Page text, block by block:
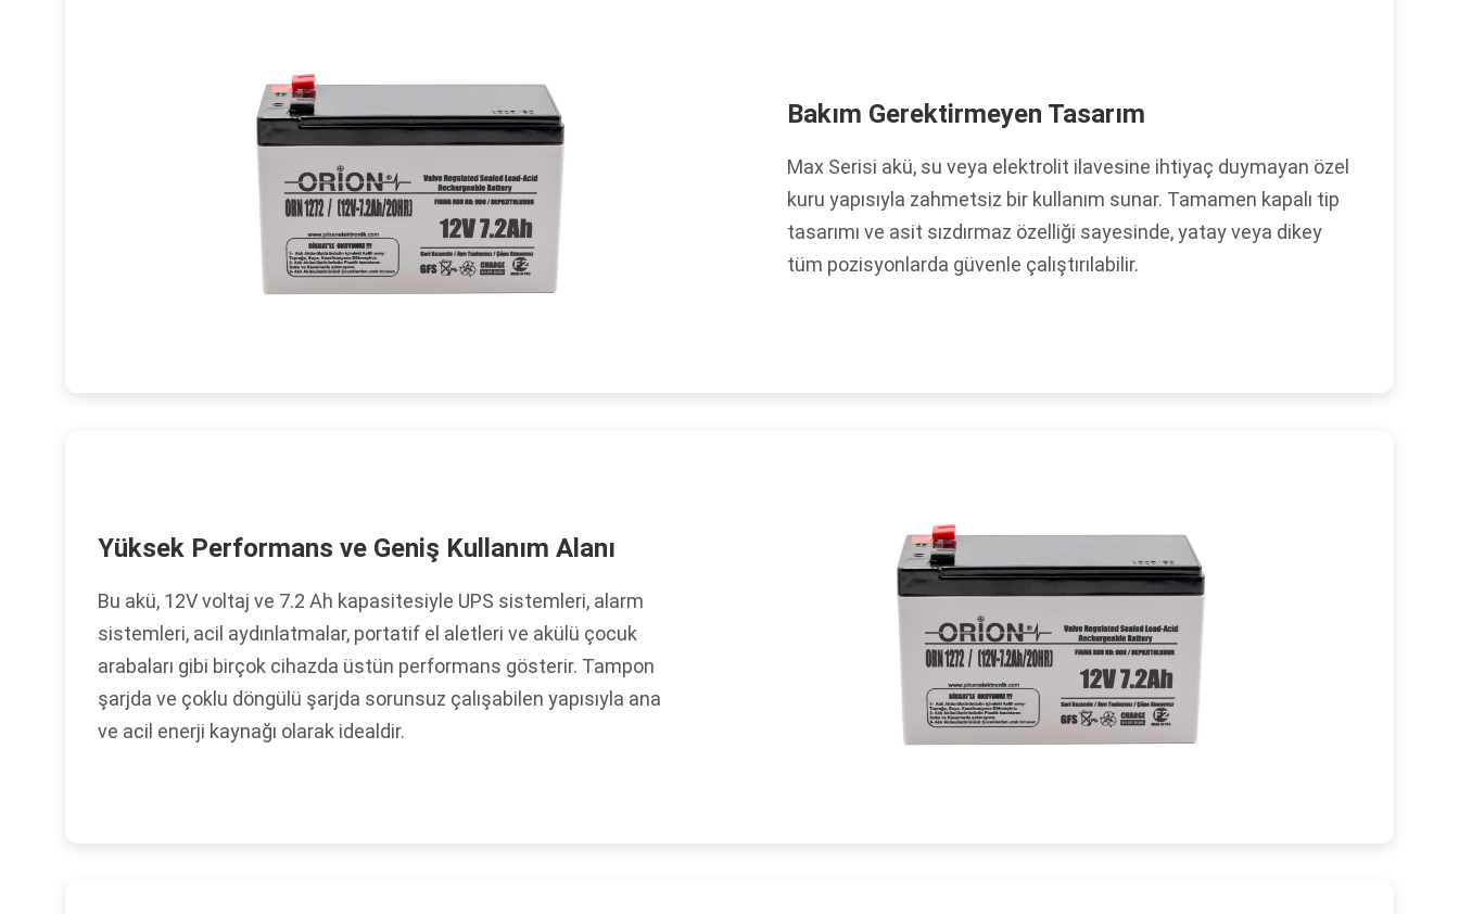
Bakım Gerektirmeyen Tasarım
Max Serisi akü, su veya elektrolit ilavesine ihtiyaç duymayan özel
kuru yapısıyla zahmetsiz bir kullanım sunar. Tamamen kapalı tip
tasarımı ve asit sızdırmaz özelliği sayesinde, yatay veya dikey
tüm pozisyonlarda güvenle çalıştırılabilir.
Yüksek Performans ve Geniş Kullanım Alanı
Bu akü, 12V voltaj ve 7.2 Ah kapasitesiyle UPS sistemleri, alarm
sistemleri, acil aydınlatmalar, portatif el aletleri ve akülü çocuk
arabaları gibi birçok cihazda üstün performans gösterir. Tampon
şarjda ve çoklu döngülü şarjda sorunsuz çalışabilen yapısıyla ana
ve acil enerji kaynağı olarak idealdir.